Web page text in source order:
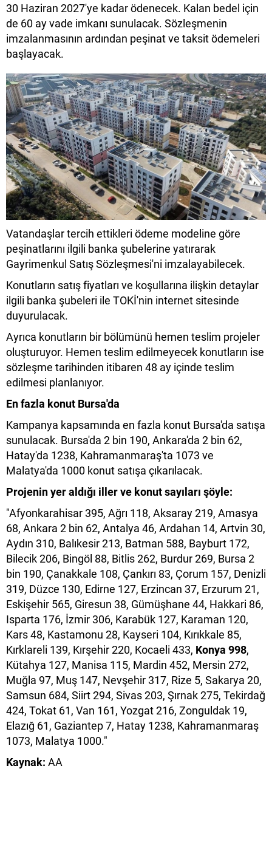
30 Haziran 2027'ye kadar ödenecek. Kalan bedel için
de 60 ay vade imkanı sunulacak. Sözleşmenin
imzalanmasının ardından peşinat ve taksit ödemeleri
başlayacak.
Vatandaşlar tercih ettikleri ödeme modeline göre
peşinatlarını ilgili banka şubelerine yatırarak
Gayrimenkul Satış Sözleşmesi'ni imzalayabilecek.
Konutların satış fiyatları ve koşullarına ilişkin detaylar
ilgili banka şubeleri ile TOKİ'nin internet sitesinde
duyurulacak.
Ayrıca konutların bir bölümünü hemen teslim projeler
oluşturuyor. Hemen teslim edilmeyecek konutların ise
sözleşme tarihinden itibaren 48 ay içinde teslim
edilmesi planlanıyor.
En fazla konut Bursa'da
Kampanya kapsamında en fazla konut Bursa'da satışa
sunulacak. Bursa'da 2 bin 190, Ankara'da 2 bin 62,
Hatay'da 1238, Kahramanmaraş'ta 1073 ve
Malatya'da 1000 konut satışa çıkarılacak.
Projenin yer aldığı iller ve konut sayıları şöyle:
"Afyonkarahisar 395, Ağrı 118, Aksaray 219, Amasya
68, Ankara 2 bin 62, Antalya 46, Ardahan 14, Artvin 30,
Aydın 310, Balıkesir 213, Batman 588, Bayburt 172,
Bilecik 206, Bingöl 88, Bitlis 262, Burdur 269, Bursa 2
bin 190, Çanakkale 108, Çankırı 83, Çorum 157, Denizli
319, Düzce 130, Edirne 127, Erzincan 37, Erzurum 21,
Eskişehir 565, Giresun 38, Gümüşhane 44, Hakkari 86,
Isparta 176, İzmir 306, Karabük 127, Karaman 120,
Kars 48, Kastamonu 28, Kayseri 104, Kırıkkale 85,
Kırklareli 139, Kırşehir 220, Kocaeli 433, Konya 998,
Kütahya 127, Manisa 115, Mardin 452, Mersin 272,
Muğla 97, Muş 147, Nevşehir 317, Rize 5, Sakarya 20,
Samsun 684, Siirt 294, Sivas 203, Şırnak 275, Tekirdağ
424, Tokat 61, Van 161, Yozgat 216, Zonguldak 19,
Elazığ 61, Gaziantep 7, Hatay 1238, Kahramanmaraş
1073, Malatya 1000."
Kaynak: AA